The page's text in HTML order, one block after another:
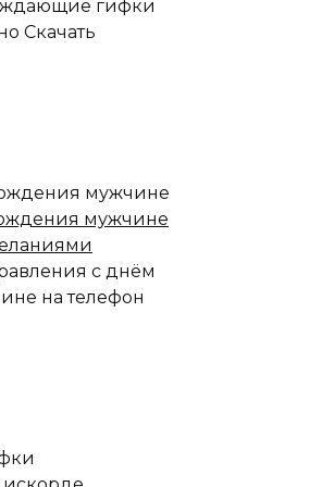
гифки
Скачать
мужчине
мужчине
с днём
на телефон